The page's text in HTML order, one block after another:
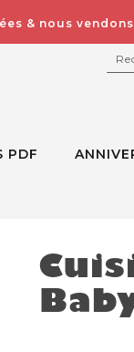
& nous
PDF